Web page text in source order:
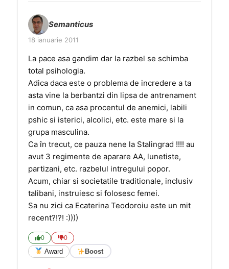
Semanticus
18 ianuarie 2011
La pace asa gandim dar la razbel se schimba
total psihologia.
Adica daca este o problema de incredere a ta
asta vine la berbantzi din lipsa de antrenament
in comun, ca asa procentul de anemici, labili
pshic si isterici, alcolici, etc. este mare si la
grupa masculina.
Ca în trecut, ce pauza nene la Stalingrad !!!! au
avut 3 regimente de aparare AA, lunetiste,
partizani, etc. razbelul intregului popor.
Acum, chiar si societatile traditionale, inclusiv
talibani, instruiesc si folosesc femei.
Sa nu zici ca Ecaterina Teodoroiu este un mit
recent?!?! :))))
0 0
Award Boost